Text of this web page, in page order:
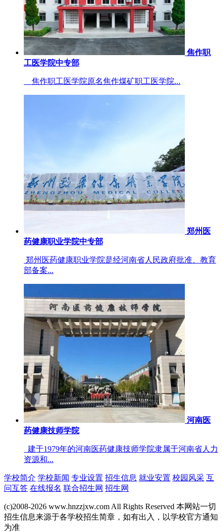
焦作职
工医学院中专部
焦作职工医学院原名焦作煤矿职工医学院...
郑州医
药健康职业学院中专部
郑州医药健康职业学院是经河南省人民政府批准、教育
部备案...
河南医
药健康技师学院
建于1979年的河南医药健康技师学院隶属于河南省人力
资源和...
学校简介 学校新闻 专业设置 招生信息 就业安置 校园风采 互
问互答 在线报名 联合招生网 招生网
(c)2008-2026 www.hnzzjxw.com All Rights Reserved 本网站一切
招生信息来源于各学校招生简章，如有出入，以学校官方通知
为准